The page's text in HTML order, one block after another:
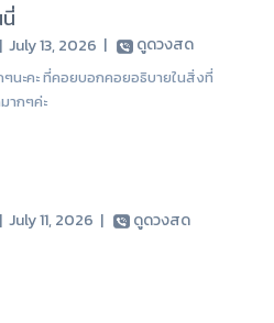
| July 13, 2026 | ดูดวงสด
นะคะ ที่คอยบอกคอยอธิบายในสิ่งที่
ากๆค่ะ
| July 11, 2026 | ดูดวงสด